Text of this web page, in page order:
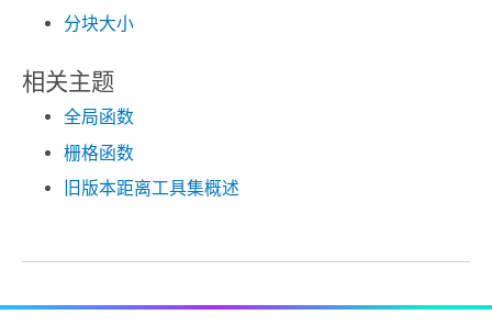
分块大小
相关主题
全局函数
栅格函数
旧版本距离工具集概述